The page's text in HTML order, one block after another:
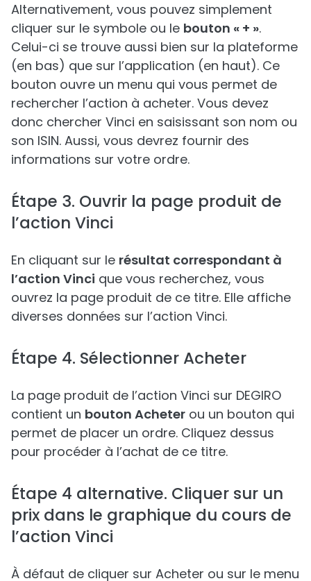
Alternativement, vous pouvez simplement
cliquer sur le symbole ou le bouton « + ».
Celui-ci se trouve aussi bien sur la plateforme
(en bas) que sur l’application (en haut). Ce
bouton ouvre un menu qui vous permet de
rechercher l’action à acheter. Vous devez
donc chercher Vinci en saisissant son nom ou
son ISIN. Aussi, vous devrez fournir des
informations sur votre ordre.
Étape 3. Ouvrir la page produit de
l’action Vinci
En cliquant sur le résultat correspondant à
l’action Vinci que vous recherchez, vous
ouvrez la page produit de ce titre. Elle affiche
diverses données sur l’action Vinci.
Étape 4. Sélectionner Acheter
La page produit de l’action Vinci sur DEGIRO
contient un bouton Acheter ou un bouton qui
permet de placer un ordre. Cliquez dessus
pour procéder à l’achat de ce titre.
Étape 4 alternative. Cliquer sur un
prix dans le graphique du cours de
l’action Vinci
À défaut de cliquer sur Acheter ou sur le menu